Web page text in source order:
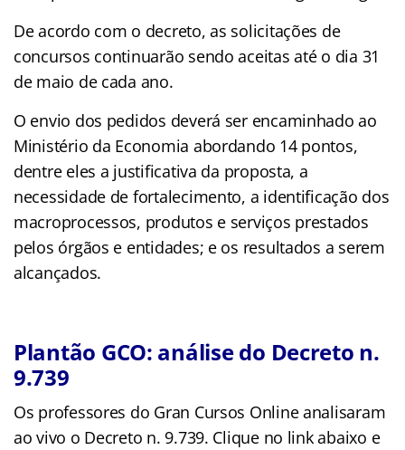
De acordo com o decreto, as solicitações de
concursos continuarão sendo aceitas até o dia 31
de maio de cada ano.
O envio dos pedidos deverá ser encaminhado ao
Ministério da Economia abordando 14 pontos,
dentre eles a justificativa da proposta, a
necessidade de fortalecimento, a identificação dos
macroprocessos, produtos e serviços prestados
pelos órgãos e entidades; e os resultados a serem
alcançados.
Plantão GCO: análise do Decreto n.
9.739
Os professores do Gran Cursos Online analisaram
ao vivo o Decreto n. 9.739. Clique no link abaixo e